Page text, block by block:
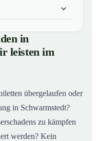
Hilfe
in
in
leisten im
übergelaufen oder
in Schwarmstedt?
zu kämpfen
werden? Kein